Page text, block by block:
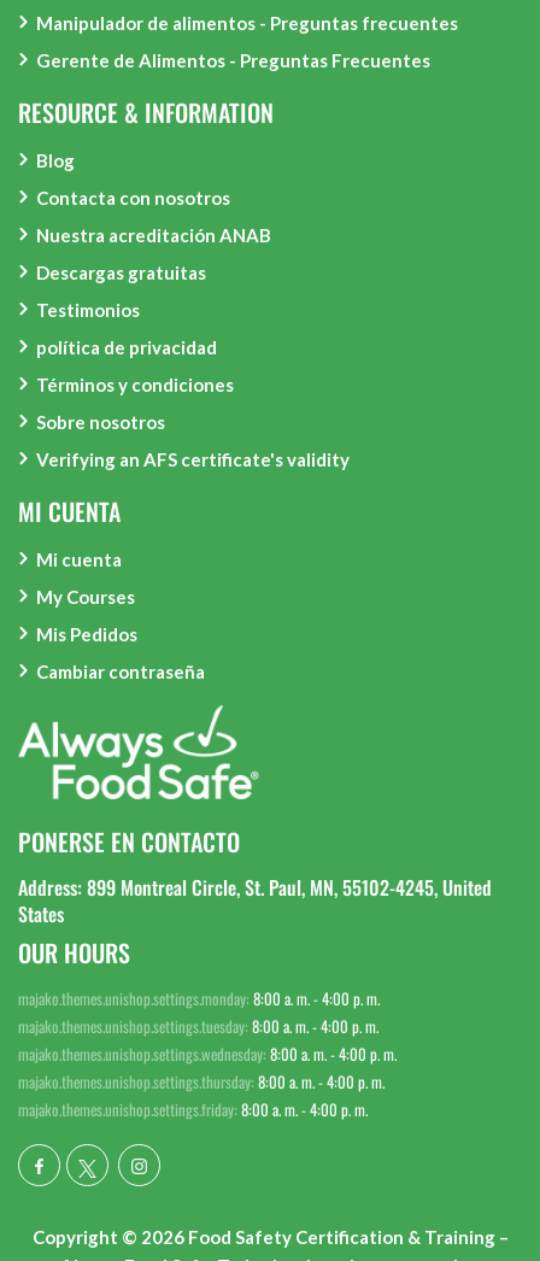
Manipulador de alimentos - Preguntas frecuentes
Gerente de Alimentos - Preguntas Frecuentes
RESOURCE & INFORMATION
Blog
Contacta con nosotros
Nuestra acreditación ANAB
Descargas gratuitas
Testimonios
política de privacidad
Términos y condiciones
Sobre nosotros
Verifying an AFS certificate's validity
MI CUENTA
Mi cuenta
My Courses
Mis Pedidos
Cambiar contraseña
PONERSE EN CONTACTO
Address: 899 Montreal Circle, St. Paul, MN, 55102-4245, United
States
OUR HOURS
majako.themes.unishop.settings.monday: 8:00 a. m. - 4:00 p. m.
majako.themes.unishop.settings.tuesday: 8:00 a. m. - 4:00 p. m.
majako.themes.unishop.settings.wednesday: 8:00 a. m. - 4:00 p. m.
majako.themes.unishop.settings.thursday: 8:00 a. m. - 4:00 p. m.
majako.themes.unishop.settings.friday: 8:00 a. m. - 4:00 p. m.
Copyright © 2026 Food Safety Certification & Training –